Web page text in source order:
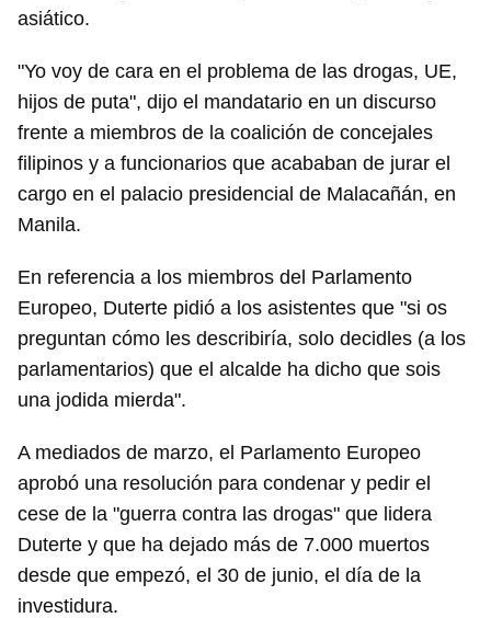
asiático.
"Yo voy de cara en el problema de las drogas, UE,
hijos de puta", dijo el mandatario en un discurso
frente a miembros de la coalición de concejales
filipinos y a funcionarios que acababan de jurar el
cargo en el palacio presidencial de Malacañán, en
Manila.
En referencia a los miembros del Parlamento
Europeo, Duterte pidió a los asistentes que "si os
preguntan cómo les describiría, solo decidles (a los
parlamentarios) que el alcalde ha dicho que sois
una jodida mierda".
A mediados de marzo, el Parlamento Europeo
aprobó una resolución para condenar y pedir el
cese de la "guerra contra las drogas" que lidera
Duterte y que ha dejado más de 7.000 muertos
desde que empezó, el 30 de junio, el día de la
investidura.